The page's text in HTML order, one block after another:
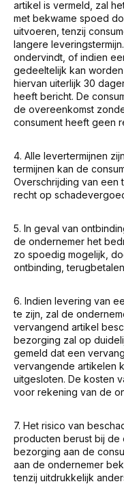
artikel is vermeld, zal
met bekwame spoed
uitvoeren, tenzij
langere
ondervindt, of indien
gedeeltelijk kan
hiervan uiterlijk 30
heeft bericht. De
de overeenkomst
consument heeft geen
4. Alle levertermijnen
termijnen kan de
Overschrijding van een
recht op
5. In geval van
de ondernemer het
zo spoedig mogelijk,
ontbinding,
6. Indien levering van
te zijn, zal de
vervangend artikel
bezorging zal op
gemeld dat een
vervangende artikelen
uitgesloten. De kosten
voor rekening van de
7. Het risico van
producten berust bij de
bezorging aan de
aan de ondernemer
tenzij uitdrukkelijk